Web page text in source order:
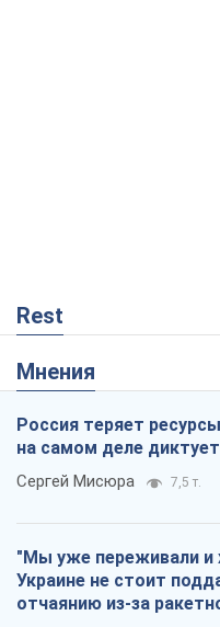
Rest
Мнения
Россия теряет
на самом деле
Сергей Мисюра 7,5 т.
"Мы уже переживали и
Украине не стоит
отчаянию из-за